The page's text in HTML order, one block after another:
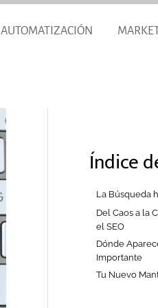
AUTOMATIZACIÓN
Índice
La Búsqueda
Del Caos a la
el SEO
Dónde
Importante
Tu Nuevo